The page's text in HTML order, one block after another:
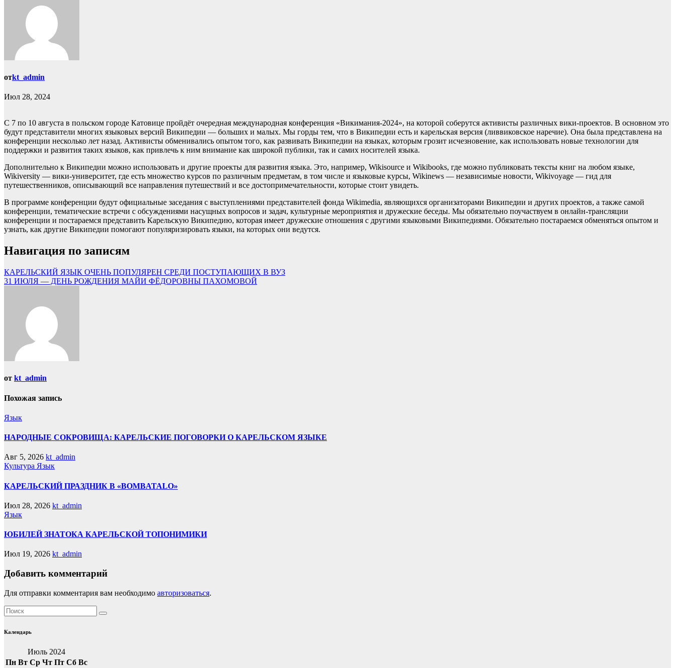
отkt_admin
Июл 28, 2024
С 7 по 10 августа в польском городе Катовице пройдёт очередная международная конференция «Викимания-2024», на которой соберутся активисты различных вики-проектов. В основном это
будут представители многих языковых версий Википедии — больших и малых. Мы горды тем, что в Википедии есть и карельская версия (ливвиковское наречие). Она была представлена на
конференции несколько лет назад. Активисты обменивались опытом того, как развивать Википедии на языках, которым грозит исчезновение, как использовать новые технологии для
поддержки и развития таких языков, как привлечь к ним внимание как широкой публики, так и самих носителей языка.
Дополнительно к Википедии можно использовать и другие проекты для развития языка. Это, например, Wikisource и Wikibooks, где можно публиковать тексты книг на любом языке,
Wikiversity — вики-университет, где есть множество курсов по различным предметам, в том числе и языковые курсы, Wikinews — независимые новости, Wikivoyage — гид для
путешественников, описывающий все направления путешествий и все достопримечательности, которые стоит увидеть.
В программе конференции будут официальные заседания с выступлениями представителей фонда Wikimedia, являющихся организаторами Википедии и других проектов, а также самой
конференции, тематические встречи с обсуждениями насущных вопросов и задач, культурные мероприятия и дружеские беседы. Мы обязательно поучаствуем в онлайн-трансляции
конференции и постараемся представить Карельскую Википедию, которая имеет дружеские отношения с другими языковыми Википедиями. Обязательно постараемся обменяться опытом и
узнать, как другие Википедии помогают популяризировать языки, на которых они ведутся.
Навигация по записям
КАРЕЛЬСКИЙ ЯЗЫК ОЧЕНЬ ПОПУЛЯРЕН СРЕДИ ПОСТУПАЮЩИХ В ВУЗ
31 ИЮЛЯ — ДЕНЬ РОЖДЕНИЯ МАЙИ ФЁДОРОВНЫ ПАХОМОВОЙ
от kt_admin
Похожая запись
Язык
НАРОДНЫЕ СОКРОВИЩА: КАРЕЛЬСКИЕ ПОГОВОРКИ О КАРЕЛЬСКОМ ЯЗЫКЕ
Авг 5, 2026 kt_admin
Культура Язык
КАРЕЛЬСКИЙ ПРАЗДНИК В «BOMBATALO»
Июл 28, 2026 kt_admin
Язык
ЮБИЛЕЙ ЗНАТОКА КАРЕЛЬСКОЙ ТОПОНИМИКИ
Июл 19, 2026 kt_admin
Добавить комментарий
Для отправки комментария вам необходимо авторизоваться.
Календарь
Июль 2024
Пн Вт Ср Чт Пт Сб Вс